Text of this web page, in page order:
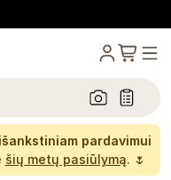
pardavimui
šių metų pasiūlymą. 🌷